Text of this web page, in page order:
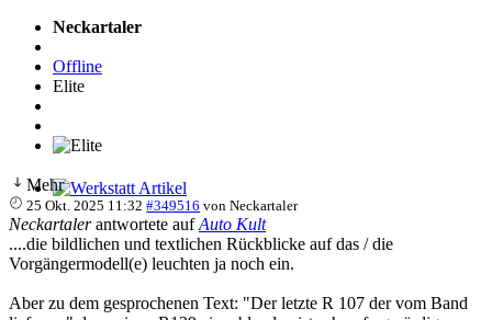
Werkstatt Artikel
Neckartaler
Offline
Elite
Mehr
25 Okt. 2025 11:32 #349516 vonNeckartaler
Neckartalerantwortete aufAuto Kult
....die bildlichen und textlichen Rückblicke auf das / die
Vorgängermodell(e) leuchten ja noch ein.
Aber zu dem gesprochenen Text: "Der letzte R 107 der vom Band